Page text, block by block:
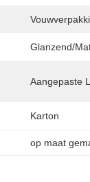
Glanzend/
Aangepaste
Karton
op maat